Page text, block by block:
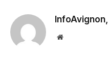
Website